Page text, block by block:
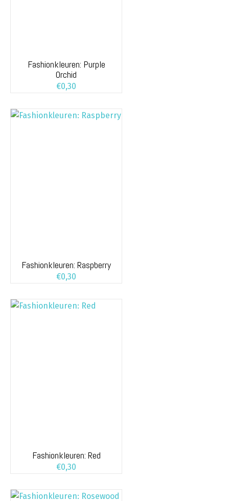
Fashionkleuren: Purple
Orchid
€0,30
Fashionkleuren: Raspberry
€0,30
Fashionkleuren: Red
€0,30